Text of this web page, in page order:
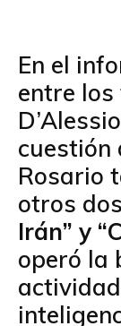
En el
entre
cuestión
Rosario
otros
Irán” y
operó la